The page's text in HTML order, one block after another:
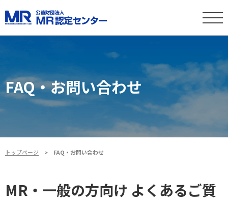
FAQ・お問い合わせ
トップページ FAQ・お問い合わせ
MR・一般の方向け よくあるご質